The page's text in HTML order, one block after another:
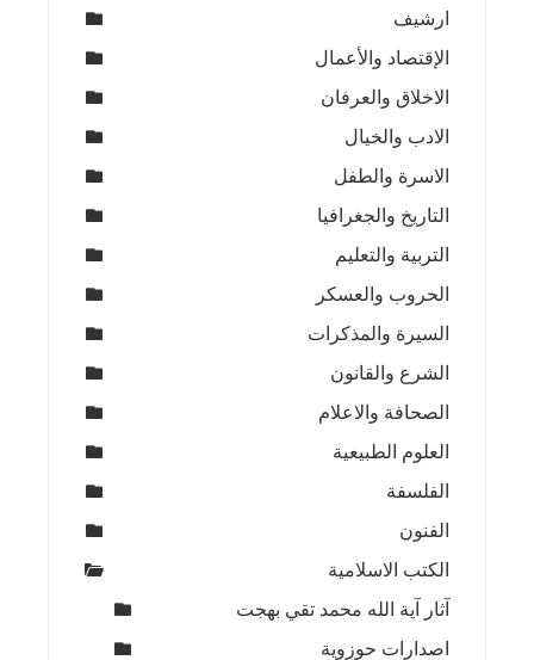
ارشيف
الإقتصاد والأعمال
الاخلاق والعرفان
الادب والخيال
الاسرة والطفل
التاريخ والجغرافيا
التربية والتعليم
الحروب والعسكر
السيرة والمذكرات
الشرع والقانون
الصحافة والاعلام
العلوم الطبيعية
الفلسفة
الفنون
الكتب الاسلامية
آثار آية الله محمد تقي بهجت
اصدارات حوزوية